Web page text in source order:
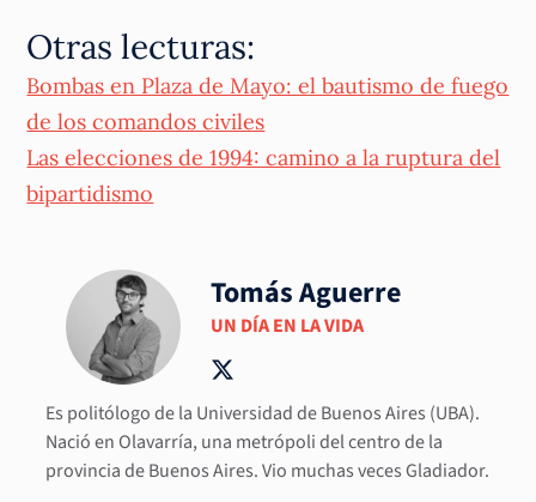
Otras lecturas:
Bombas en Plaza de Mayo: el bautismo de fuego
de los comandos civiles
Las elecciones de 1994: camino a la ruptura del
bipartidismo
Tomás Aguerre
UN DÍA EN LA VIDA
Es politólogo de la Universidad de Buenos Aires (UBA).
Nació en Olavarría, una metrópoli del centro de la
provincia de Buenos Aires. Vio muchas veces Gladiador.